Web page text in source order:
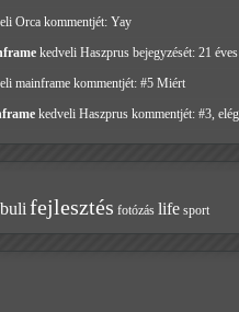
Orca kommentjét: Yay
kedveli Haszprus bejegyzését: 21
mainframe kommentjét: #5 Miért
kedveli Haszprus kommentjét: #3,
buli fejlesztés fotózás life sport